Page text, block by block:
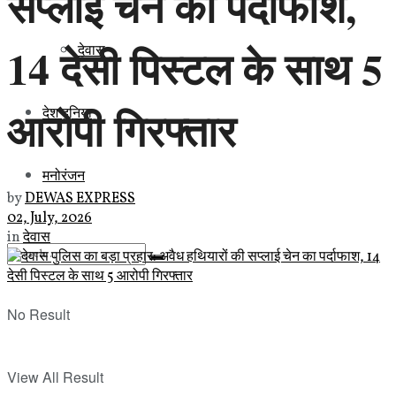
देवास
देश दुनिया
मनोरंजन
No Result
View All Result
14 देसी पिस्टल के साथ 5
आरोपी गिरफ्तार
byDEWAS EXPRESS
02, July, 2026
inदेवास